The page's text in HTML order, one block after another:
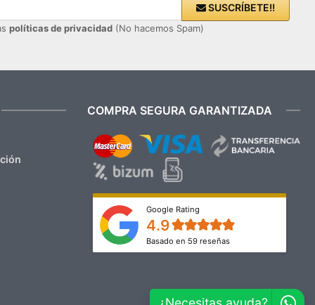
SUSCRÍBETE!!
políticas de privacidad (No hacemos Spam)
COMPRA SEGURA GARANTIZADA
Google Rating
4.9
Basado en 59 reseñas